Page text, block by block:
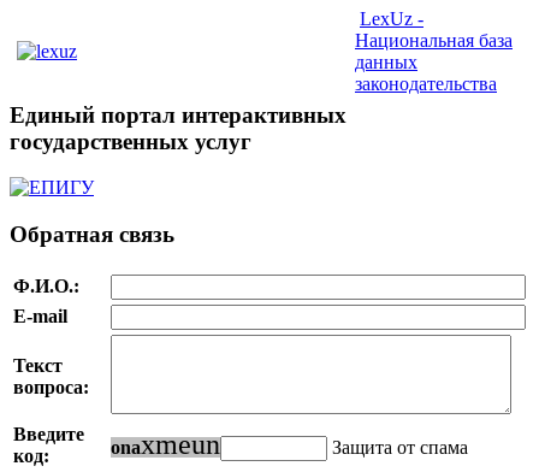
LexUz -
Национальная база
данных
законодательства
Единый портал интерактивных
государственных услуг
Обратная связь
Ф.И.О.:
E-mail
Текст
вопроса:
Введите
код:
onaxmeun Защита от спама